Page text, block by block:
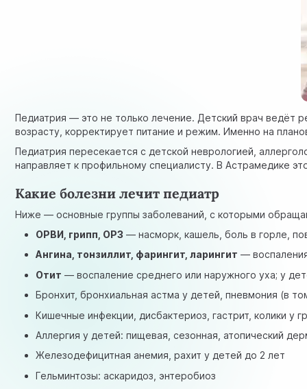
Педиатрия — это не только лечение. Детский врач ведёт
возрасту, корректирует питание и режим. Именно на
Педиатрия пересекается с детской неврологией,
направляет к профильному специалисту. В Астрамедике
Какие болезни лечит педиатр
Ниже — основные группы заболеваний, с которыми
ОРВИ, грипп, ОРЗ — насморк, кашель, боль в горле,
Ангина, тонзиллит, фарингит, ларингит —
Отит — воспаление среднего или наружного уха; у
Бронхит, бронхиальная астма у детей, пневмония (в
Кишечные инфекции, дисбактериоз, гастрит, колики у
Аллергия у детей: пищевая, сезонная, атопический
Железодефицитная анемия, рахит у детей до 2 лет
Гельминтозы: аскаридоз, энтеробиоз